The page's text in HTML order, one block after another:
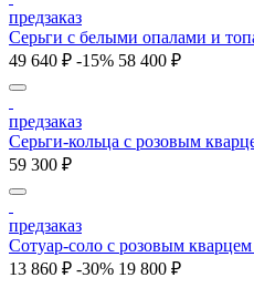
предзаказ
Серьги с белыми опалами и
49 640 ₽ -15% 58 400 ₽
предзаказ
Серьги-кольца с розовым
59 300 ₽
предзаказ
Сотуар-соло с розовым
13 860 ₽ -30% 19 800 ₽